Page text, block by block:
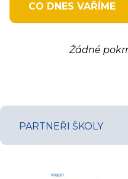
CO DNES VAŘÍME
Žádné
PARTNEŘI ŠKOLY